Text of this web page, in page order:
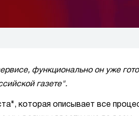
функционально он уже
газете".
которая описывает все